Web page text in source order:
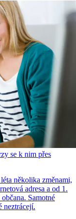
se k nim přes
několika změnami,
adresa a od 1.
Samotné
neztrácejí.